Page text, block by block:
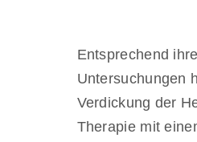
Entsprechend
Untersuchungen
Verdickung der
Therapie mit